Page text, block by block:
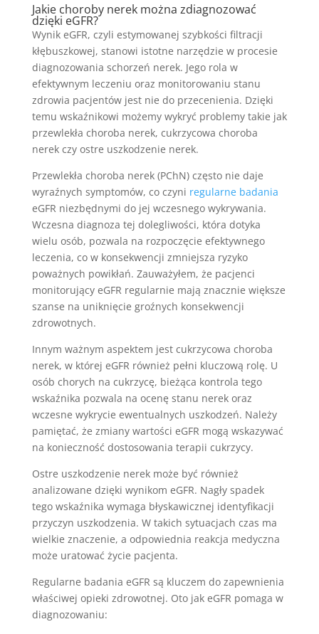
Jakie choroby nerek można zdiagnozować
dzięki eGFR?
Wynik eGFR, czyli estymowanej szybkości filtracji
kłębuszkowej, stanowi istotne narzędzie w procesie
diagnozowania schorzeń nerek. Jego rola w
efektywnym leczeniu oraz monitorowaniu stanu
zdrowia pacjentów jest nie do przecenienia. Dzięki
temu wskaźnikowi możemy wykryć problemy takie jak
przewlekła choroba nerek, cukrzycowa choroba
nerek czy ostre uszkodzenie nerek.
Przewlekła choroba nerek (PChN) często nie daje
wyraźnych symptomów, co czyni regularne badania
eGFR niezbędnymi do jej wczesnego wykrywania.
Wczesna diagnoza tej dolegliwości, która dotyka
wielu osób, pozwala na rozpoczęcie efektywnego
leczenia, co w konsekwencji zmniejsza ryzyko
poważnych powikłań. Zauważyłem, że pacjenci
monitorujący eGFR regularnie mają znacznie większe
szanse na uniknięcie groźnych konsekwencji
zdrowotnych.
Innym ważnym aspektem jest cukrzycowa choroba
nerek, w której eGFR również pełni kluczową rolę. U
osób chorych na cukrzycę, bieżąca kontrola tego
wskaźnika pozwala na ocenę stanu nerek oraz
wczesne wykrycie ewentualnych uszkodzeń. Należy
pamiętać, że zmiany wartości eGFR mogą wskazywać
na konieczność dostosowania terapii cukrzycy.
Ostre uszkodzenie nerek może być również
analizowane dzięki wynikom eGFR. Nagły spadek
tego wskaźnika wymaga błyskawicznej identyfikacji
przyczyn uszkodzenia. W takich sytuacjach czas ma
wielkie znaczenie, a odpowiednia reakcja medyczna
może uratować życie pacjenta.
Regularne badania eGFR są kluczem do zapewnienia
właściwej opieki zdrowotnej. Oto jak eGFR pomaga w
diagnozowaniu: